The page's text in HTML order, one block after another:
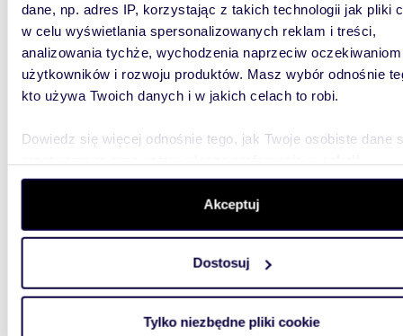
dane, np. adres IP, korzystając z takich technologii jak pliki
w celu wyświetlania spersonalizowanych reklam i treści,
analizowania tychże, wychodzenia naprzeciw oczekiwaniom
użytkowników i rozwoju produktów. Masz wybór odnośnie
kto używa Twoich danych i w jakich celach to robi.
Dowiedz się więcej odnośnie tego, jak Twoje osobiste dane
szczegółów. W Deklaracji plików cookie możesz zmienić
wycofać swoją zgodę w dowolnej chwili.
aby oferować funkcje społecznościowe i analizować ruch w
witrynie. Informacje o tym, jak korzystasz z naszej witryny,
analitycznym. Partnerzy mogą połączyć te informacje z
Akceptuj
Dostosuj
Tylko niezbędne pliki cookie
Działka budowlana 1300 m² z warunkami
149
NA